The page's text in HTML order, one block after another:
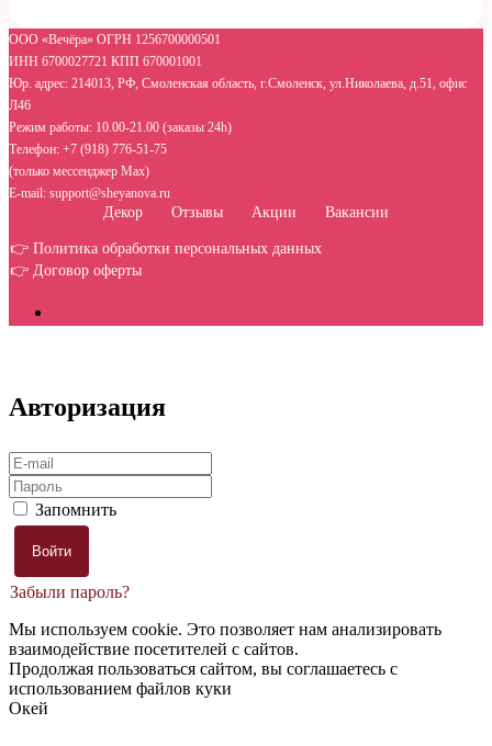
ООО «Вечёра» ОГРН 1256700000501
ИНН 6700027721 КПП 670001001
Юр. адрес: 214013, РФ, Смоленская область, г.Смоленск, ул.Николаева, д.51, офис
Л46
Режим работы: 10.00-21.00 (заказы 24h)
Телефон: +7 (918) 776-51-75
(только мессенджер Max)
E-mail: support@sheyanova.ru
Декор Отзывы Акции Вакансии
👉 Политика обработки персональных данных
👉 Договор оферты
Авторизация
Запомнить
Забыли пароль?
Мы используем cookie. Это позволяет нам анализировать
взаимодействие посетителей с сайтов.
Продолжая пользоваться сайтом, вы соглашаетесь с
использованием файлов куки
Окей